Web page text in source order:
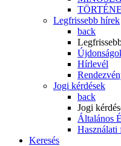
Legfrissebb hírek
back
Hírlevél
Jogi kérdések
back
Jogi
Általános
Használati
Keresés